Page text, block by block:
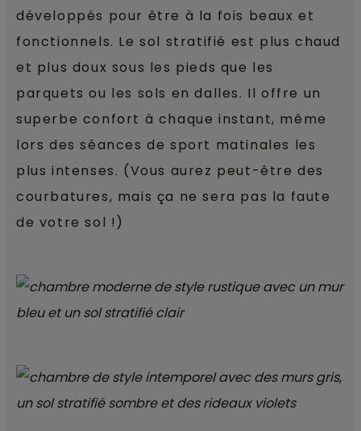
développés pour être à la fois beaux et
fonctionnels. Le sol stratifié est plus chaud
et plus doux sous les pieds que les
parquets ou les sols en dalles. Il offre un
superbe confort à chaque instant, même
lors des séances de sport matinales les
plus intenses. (Vous aurez peut-être des
courbatures, mais ça ne sera pas la faute
de votre sol !)